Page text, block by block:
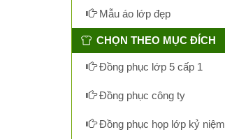
Mẫu áo lớp đẹp
CHỌN THEO MỤC ĐÍCH
Đồng phục lớp 5 cấp 1
Đồng phục công ty
Đồng phục họp lớp kỷ niệm